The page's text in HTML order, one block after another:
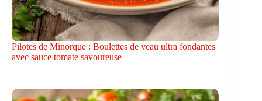
Pilotes de Minorque : Boulettes de veau ultra fondantes
avec sauce tomate savoureuse